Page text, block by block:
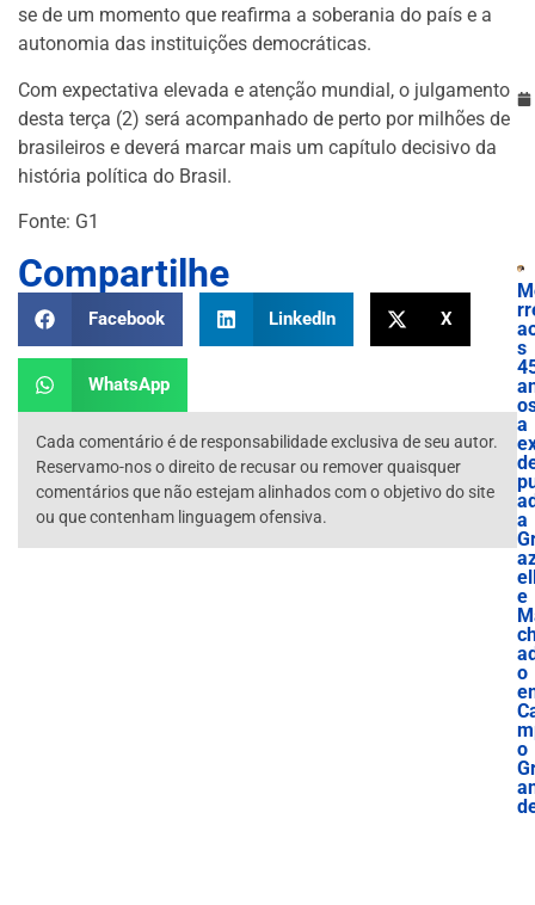
se de um momento que reafirma a soberania do país e a
autonomia das instituições democráticas.
Com expectativa elevada e atenção mundial, o julgamento
desta terça (2) será acompanhado de perto por milhões de
brasileiros e deverá marcar mais um capítulo decisivo da
história política do Brasil.
Fonte: G1
Compartilhe
Facebook LinkedIn X
WhatsApp
Cada comentário é de responsabilidade exclusiva de seu autor.
Reservamo-nos o direito de recusar ou remover quaisquer
comentários que não estejam alinhados com o objetivo do site
ou que contenham linguagem ofensiva.
s
a
a
e
o
o